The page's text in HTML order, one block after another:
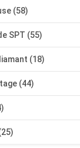
(58)
SPT (55)
(18)
(44)